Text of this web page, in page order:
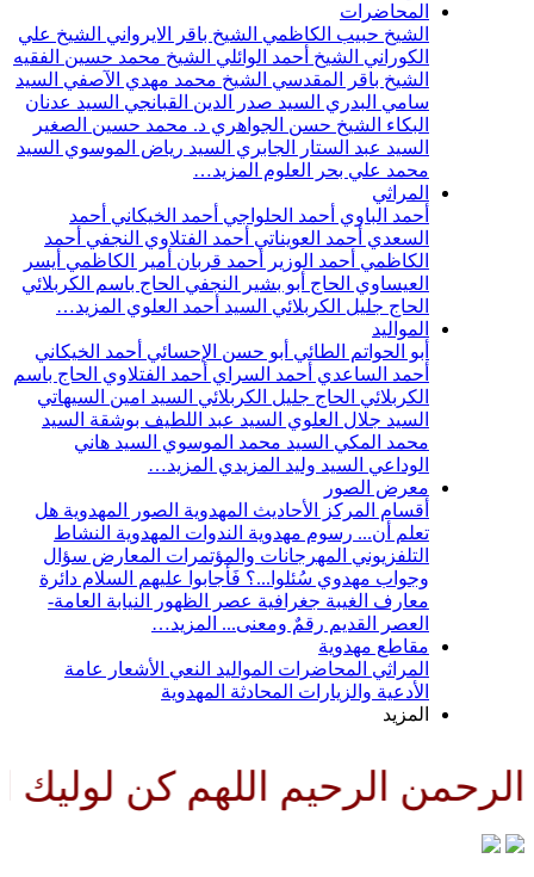
المحاضرات
الشيخ حبيب الكاظمي الشيخ باقر الايرواني الشيخ علي
الكوراني الشيخ أحمد الوائلي الشيخ محمد حسين الفقيه
الشيخ باقر المقدسي الشيخ محمد مهدي الآصفي السيد
سامي البدري السيد صدر الدين القبانجي السيد عدنان
البكاء الشيخ حسن الجواهري د. محمد حسين الصغير
السيد عبد الستار الجابري السيد رياض الموسوي السيد
محمد علي بحر العلوم المزيد…
المراثي
أحمد الباوي أحمد الحلواجي أحمد الخيكاني أحمد
السعدي أحمد العويناتي أحمد الفتلاوي النجفي أحمد
الكاظمي أحمد الوزير أحمد قربان أمير الكاظمي أيسر
العيساوي الحاج أبو بشير النجفي الحاج باسم الكربلائي
الحاج جليل الكربلائي السيد أحمد العلوي المزيد…
المواليد
أبو الحواتم الطائي أبو حسن الإحسائي أحمد الخيكاني
أحمد الساعدي أحمد السراي أحمد الفتلاوي الحاج باسم
الكربلائي الحاج جليل الكربلائي السيد امين السيهاتي
السيد جلال العلوي السيد عبد اللطيف بوشقة السيد
محمد المكي السيد محمد الموسوي السيد هاني
الوداعي السيد وليد المزيدي المزيد…
معرض الصور
أقسام المركز
الأحاديث المهدوية الصور المهدوية هل
تعلم أن... رسوم مهدوية الندوات المهدوية النشاط
التلفزيوني المهرجانات والمؤتمرات المعارض سؤال
وجواب مهدوي سُئلوا...؟ فَأجابوا عليهم السلام دائرة
معارف الغيبة جغرافية عصر الظهور
النيابة العامة-
العصر القديم رقمٌ ومعنى... المزيد…
مقاطع مهدوية
المراثي المحاضرات المواليد النعي الأشعار
عامة
الأدعية والزيارات المحادثة المهدوية
المزيد
الرحيم اللهم كن لوليك